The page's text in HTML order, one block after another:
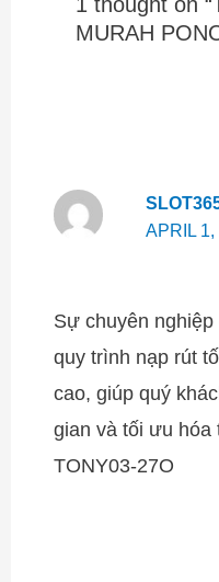
MURAH
APRIL 1,
Sự chuyên nghiệp
quy trình nạp rút
cao, giúp quý
gian và tối ưu hóa
TONY03-27O